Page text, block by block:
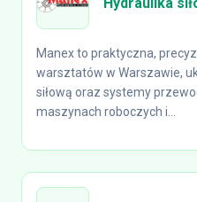
Manex to praktyczna,
warsztatów w Warszawie,
siłową oraz systemy
maszynach roboczych i...